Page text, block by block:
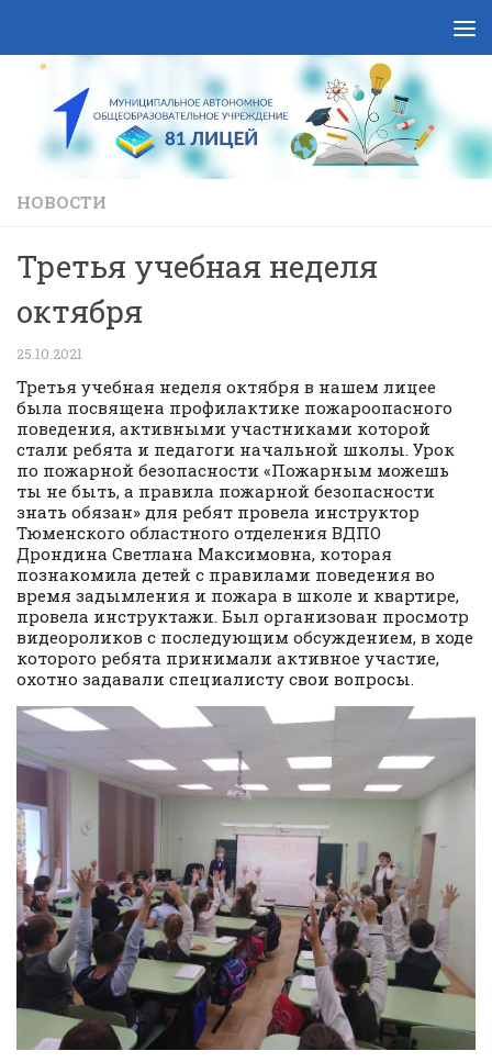
НОВОСТИ
Третья учебная неделя
октября
25.10.2021
Третья учебная неделя октября в нашем лицее
была посвящена профилактике пожароопасного
поведения, активными участниками которой
стали ребята и педагоги начальной школы. Урок
по пожарной безопасности «Пожарным можешь
ты не быть, а правила пожарной безопасности
знать обязан» для ребят провела инструктор
Тюменского областного отделения ВДПО
Дрондина Светлана Максимовна, которая
познакомила детей с правилами поведения во
время задымления и пожара в школе и квартире,
провела инструктажи. Был организован просмотр
видеороликов с последующим обсуждением, в ходе
которого ребята принимали активное участие,
охотно задавали специалисту свои вопросы.